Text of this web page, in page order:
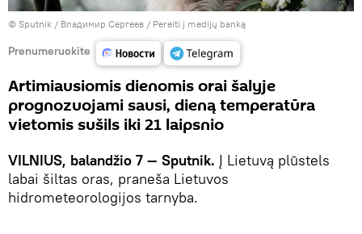
© Sputnik / Владимир Сергеев / Pereiti į medijų banką
Prenumeruokite
Artimiausiomis dienomis orai šalyje
prognozuojami sausi, dieną temperatūra
vietomis sušils iki 21 laipsnio
VILNIUS, balandžio 7 — Sputnik. Į Lietuvą plūstels
labai šiltas oras, praneša Lietuvos
hidrometeorologijos tarnyba.